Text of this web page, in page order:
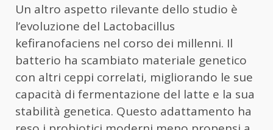
Un altro aspetto rilevante dello studio è
l’evoluzione del Lactobacillus
kefiranofaciens nel corso dei millenni. Il
batterio ha scambiato materiale genetico
con altri ceppi correlati, migliorando le sue
capacità di fermentazione del latte e la sua
stabilità genetica. Questo adattamento ha